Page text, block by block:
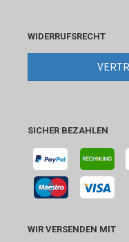
WIDERRUFSRECHT
SICHER BEZAHLEN
WIR VERSENDEN MIT